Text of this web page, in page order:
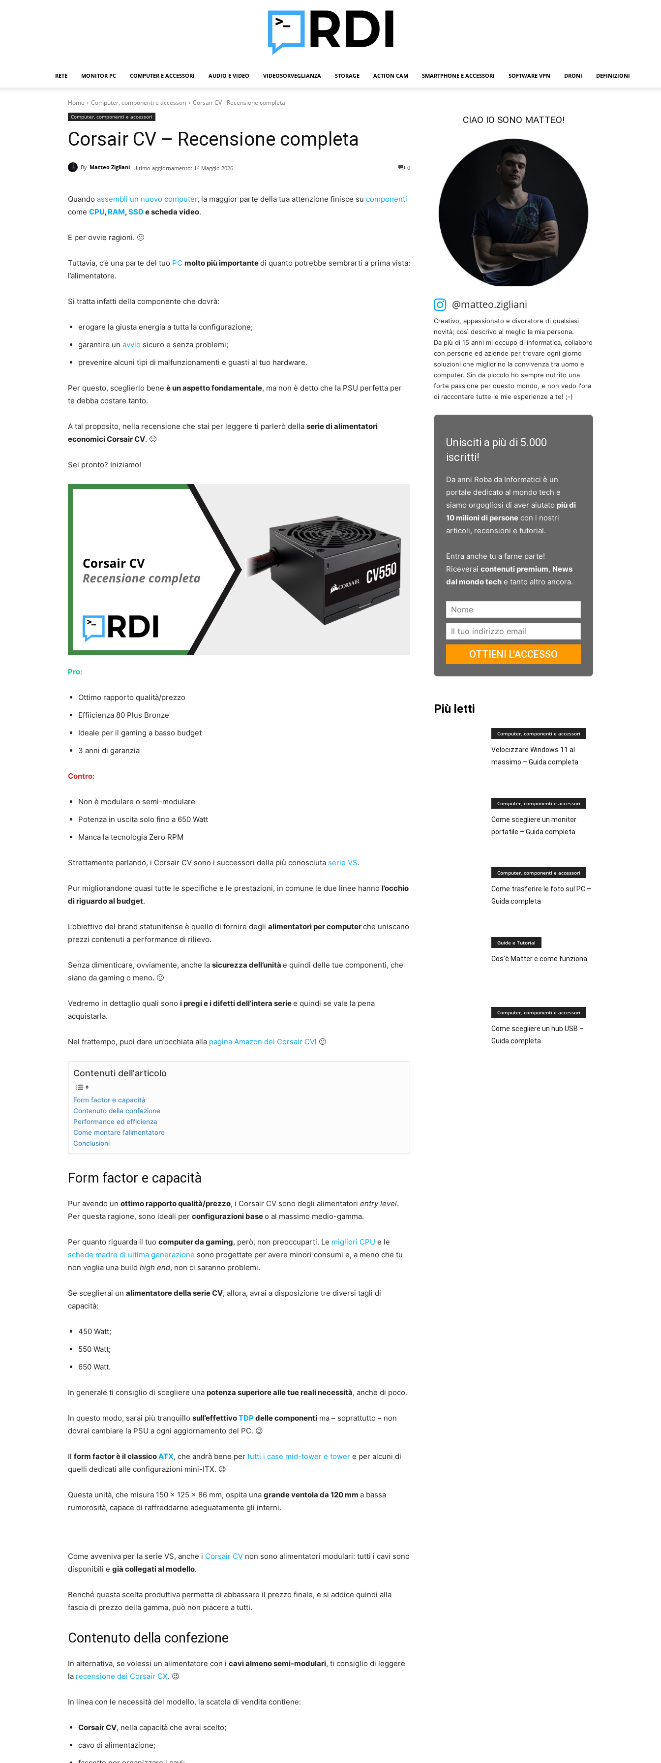
RETE MONITOR PC COMPUTER E ACCESSORI AUDIO E VIDEO VIDEOSORVEGLIANZA STORAGE ACTION CAM SMARTPHONE E ACCESSORI SOFTWARE VPN DRONI DEFINIZIONI
Home Computer, componenti e accessori Corsair CV - Recensione completa
Computer, componenti e accessori
Corsair CV – Recensione completa
By Matteo Zigliani Ultimo aggiornamento: 14 Maggio 2026 0
Quando assembli un nuovo computer, la maggior parte della tua attenzione finisce su componenti
come CPU, RAM,SSDe scheda video.
E per ovvie ragioni. 🙂
Tuttavia, c’è una parte del tuo PC molto più importantedi quanto potrebbe sembrarti a prima vista:
l’alimentatore.
Si tratta infatti della componente che dovrà:
erogare la giusta energia a tutta la configurazione;
garantire un avvio sicuro e senza problemi;
prevenire alcuni tipi di malfunzionamenti e guasti al tuo hardware.
Per questo, sceglierlo bene è un aspetto fondamentale, ma non è detto che la PSU perfetta per
te debba costare tanto.
A tal proposito, nella recensione che stai per leggere ti parlerò della serie di alimentatori
economici Corsair CV. 🙂
Sei pronto? Iniziamo!
Pro:
Ottimo rapporto qualità/prezzo
Effiicienza 80 Plus Bronze
Ideale per il gaming a basso budget
3 anni di garanzia
Contro:
Non è modulare o semi-modulare
Potenza in uscita solo fino a 650 Watt
Manca la tecnologia Zero RPM
Strettamente parlando, i Corsair CV sono i successori della più conosciuta serie VS.
Pur migliorandone quasi tutte le specifiche e le prestazioni, in comune le due linee hanno l’occhio
di riguardo al budget.
L’obiettivo del brand statunitense è quello di fornire degli alimentatori per computerche uniscano
prezzi contenuti a performance di rilievo.
Senza dimenticare, ovviamente, anche la sicurezza dell’unità e quindi delle tue componenti, che
siano da gaming o meno. 🙂
Vedremo in dettaglio quali sono i pregi e i difetti dell’intera seriee quindi se vale la pena
acquistarla.
Nel frattempo, puoi dare un’occhiata alla pagina Amazon dei Corsair CV! 🙂
Contenuti dell'articolo
Form factor e capacità
Contenuto della confezione
Performance ed efficienza
Come montare l’alimentatore
Conclusioni
Form factor e capacità
Pur avendo un ottimo rapporto qualità/prezzo, i Corsair CV sono degli alimentatori entry level.
Per questa ragione, sono ideali per configurazioni baseo al massimo medio-gamma.
Per quanto riguarda il tuo computer da gaming, però, non preoccuparti. Le migliori CPU e le
schede madre di ultima generazione sono progettate per avere minori consumi e, a meno che tu
non voglia una build high end, non ci saranno problemi.
Se sceglierai un alimentatore della serie CV, allora, avrai a disposizione tre diversi tagli di
capacità:
450 Watt;
550 Watt;
650 Watt.
In generale ti consiglio di scegliere una potenza superiore alle tue reali necessità, anche di poco.
In questo modo, sarai più tranquillo sull’effettivoTDPdelle componenti ma – soprattutto – non
dovrai cambiare la PSU a ogni aggiornamento del PC. 😉
Il form factor è il classicoATX, che andrà bene per tutti i case mid-tower e tower e per alcuni di
quelli dedicati alle configurazioni mini-ITX. 😉
Questa unità, che misura 150 x 125 x 86 mm, ospita una grande ventola da 120 mm a bassa
rumorosità, capace di raffreddarne adeguatamente gli interni.
Come avveniva per la serie VS, anche i Corsair CV non sono alimentatori modulari: tutti i cavi sono
disponibili e già collegati al modello.
Benché questa scelta produttiva permetta di abbassare il prezzo finale, e si addice quindi alla
fascia di prezzo della gamma, può non piacere a tutti.
Contenuto della confezione
In alternativa, se volessi un alimentatore con i cavi almeno semi-modulari, ti consiglio di leggere
la recensione dei Corsair CX. 😉
In linea con le necessità del modello, la scatola di vendita contiene:
Corsair CV, nella capacità che avrai scelto;
cavo di alimentazione;
CIAO IO SONO MATTEO!
@matteo.zigliani
Creativo, appassionato e divoratore di qualsiasi
novità; così descrivo al meglio la mia persona.
Da più di 15 anni mi occupo di informatica, collaboro
con persone ed aziende per trovare ogni giorno
soluzioni che migliorino la convivenza tra uomo e
computer. Sin da piccolo ho sempre nutrito una
forte passione per questo mondo, e non vedo l'ora
di raccontare tutte le mie esperienze a te! ;-)
Unisciti a più di 5.000
iscritti!
Da anni Roba da Informatici è un
portale dedicato al mondo tech e
siamo orgogliosi di aver aiutato più di
10 milioni di persone con i nostri
articoli, recensioni e tutorial.
Entra anche tu a farne parte!
Riceverai contenuti premium, News
dal mondo tech e tanto altro ancora.
Più letti
Computer, componenti e accessori
Velocizzare Windows 11 al
massimo – Guida completa
Computer, componenti e accessori
Come scegliere un monitor
portatile – Guida completa
Computer, componenti e accessori
Come trasferire le foto sul PC –
Guida completa
Guide e Tutorial
Cos’è Matter e come funziona
Computer, componenti e accessori
Come scegliere un hub USB –
Guida completa